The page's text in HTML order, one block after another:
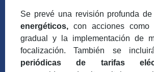
Se prevé una revisión profunda
energéticos, con acciones como
gradual y la implementación de
focalización. También se
periódicas de tarifas